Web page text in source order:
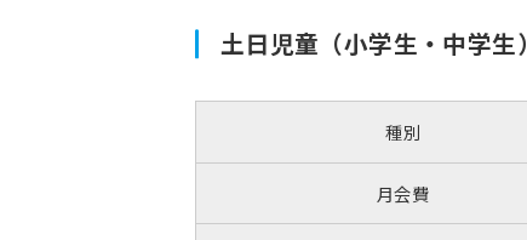
土日児童（小学生・中学生）
種別
月会費